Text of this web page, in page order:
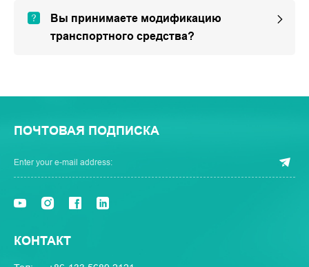
Вы принимаете модификацию
транспортного средства?
ПОЧТОВАЯ ПОДПИСКА
КОНТАКТ